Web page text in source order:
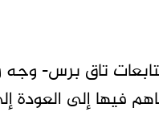
تاق برس- وجه
فيها إلى العودة